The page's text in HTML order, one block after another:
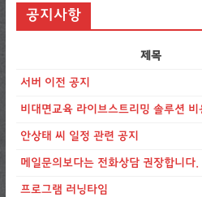
공지사항
제목
서버 이전 공지
비대면교육 라이브스트리밍 솔루션 비
안상태 씨 일정 관련 공지
메일문의보다는 전화상담 권장합니다.
프로그램 러닝타임